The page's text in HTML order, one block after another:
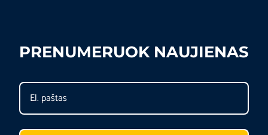
PRENUMERUOK NAUJIENAS